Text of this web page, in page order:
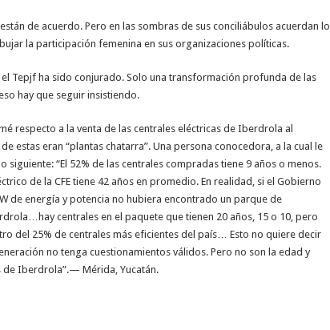
de acuerdo. Pero en las sombras de sus conciliábulos acuerdan lo
la participación femenina en sus organizaciones políticas.
Tepjf ha sido conjurado. Solo una transformación profunda de las
hay que seguir insistiendo.
respecto a la venta de las centrales eléctricas de Iberdrola al
estas eran “plantas chatarra”. Una persona conocedora, a la cual le
siguiente: “El 52% de las centrales compradas tiene 9 años o menos.
de la CFE tiene 42 años en promedio. En realidad, si el Gobierno
de energía y potencia no hubiera encontrado un parque de
centrales en el paquete que tienen 20 años, 15 o 10, pero
del 25% de centrales más eficientes del país… Esto no quiere decir
no tenga cuestionamientos válidos. Pero no son la edad y
de Iberdrola”.— Mérida, Yucatán.